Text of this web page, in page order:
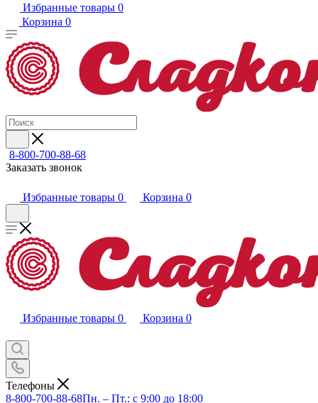
Избранные товары 0
Корзина 0
8-800-700-88-68
Заказать звонок
Избранные товары 0 Корзина 0
Избранные товары 0 Корзина 0
Телефоны
8-800-700-88-68Пн. – Пт.: с 9:00 до 18:00